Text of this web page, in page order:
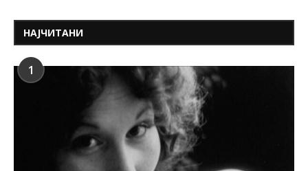
НАЈЧИТАНИ
1